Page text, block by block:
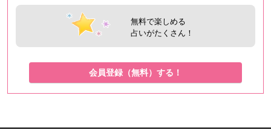
無料で楽しめる
占いがたくさん！
会員登録（無料）する！